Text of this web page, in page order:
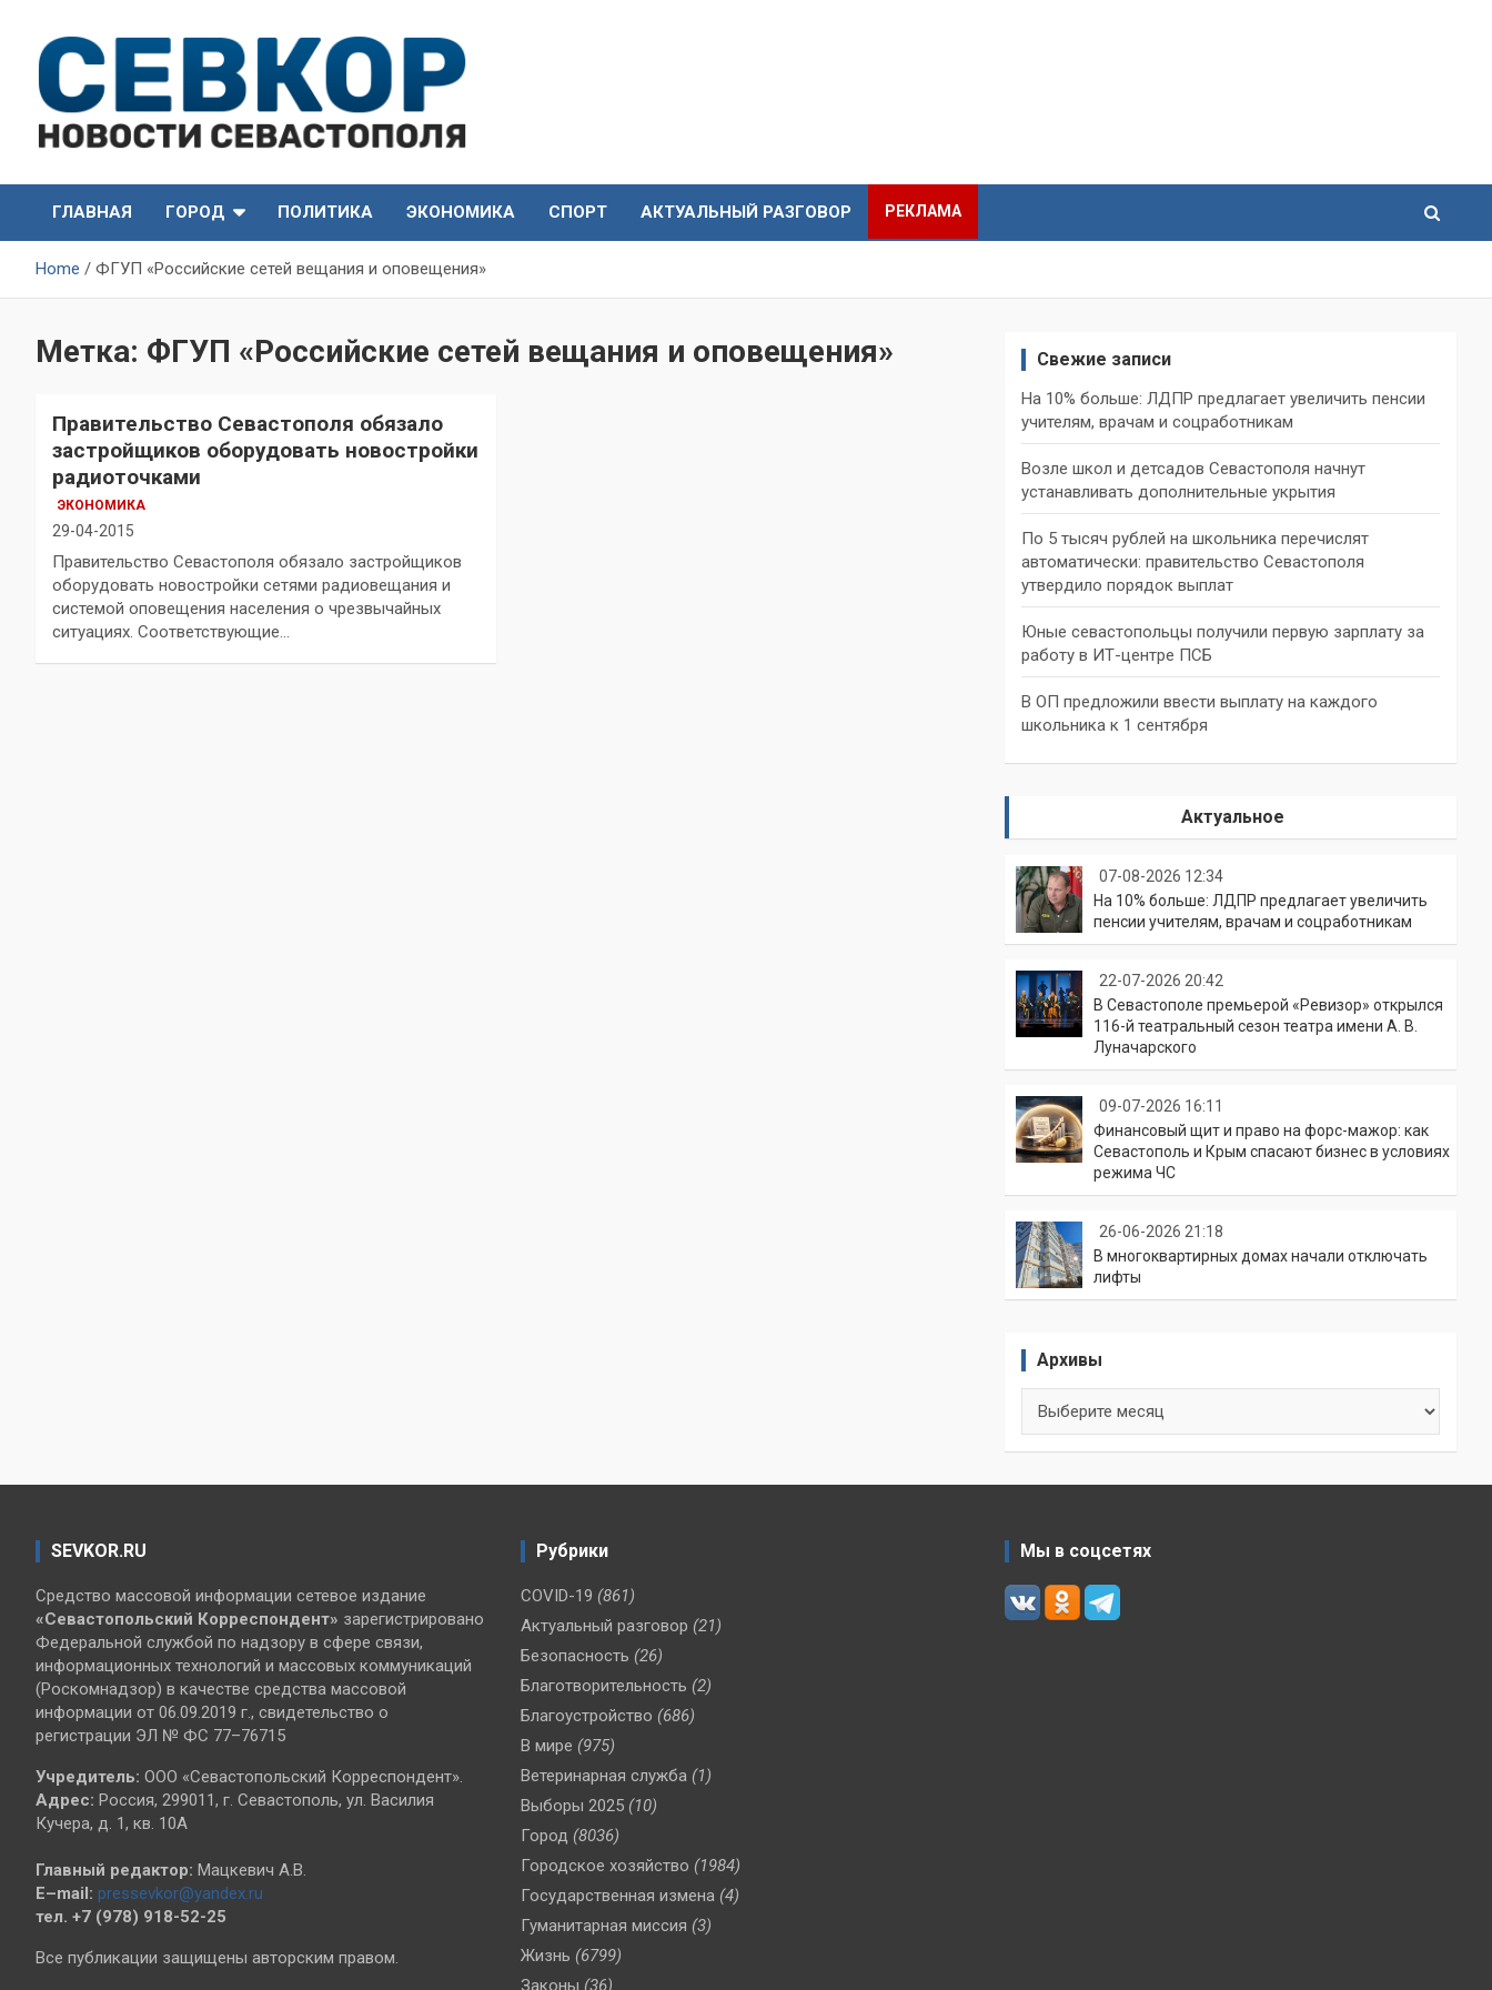
content
СевКор — Новости
Севастополя
Севастополя
ГЛАВНАЯ
ГОРОД ПОЛИТИКА ЭКОНОМИКА СПОРТ АКТУАЛЬНЫЙ РАЗГОВОР РЕКЛАМА
Home ФГУП «Российские сетей вещания и оповещения»
Метка: ФГУП «Российские сетей вещания и оповещения»
Правительство Севастополя обязало
застройщиков оборудовать новостройки
радиоточками
ЭКОНОМИКА
29-04-2015
Правительство Севастополя обязало застройщиков
оборудовать новостройки сетями радиовещания и
системой оповещения населения о чрезвычайных
ситуациях. Соответствующие…
Свежие записи
На 10% больше: ЛДПР предлагает увеличить пенсии
учителям, врачам и соцработникам
Возле школ и детсадов Севастополя начнут
устанавливать дополнительные укрытия
По 5 тысяч рублей на школьника перечислят
автоматически: правительство Севастополя
утвердило порядок выплат
Юные севастопольцы получили первую зарплату за
работу в ИТ-центре ПСБ
В ОП предложили ввести выплату на каждого
школьника к 1 сентября
Актуальное
07-08-2026 12:34
На 10% больше: ЛДПР предлагает увеличить
пенсии учителям, врачам и соцработникам
22-07-2026 20:42
В Севастополе премьерой «Ревизор» открылся
116-й театральный сезон театра имени А. В.
Луначарского
09-07-2026 16:11
Финансовый щит и право на форс-мажор: как
Севастополь и Крым спасают бизнес в условиях
режима ЧС
26-06-2026 21:18
В многоквартирных домах начали отключать
лифты
Архивы
SEVKOR.RU
Средство массовой информации сетевое издание
«Севастопольский Корреспондент» зарегистрировано
Федеральной службой по надзору в сфере связи,
информационных технологий и массовых коммуникаций
(Роскомнадзор) в качестве средства массовой
информации от 06.09.2019 г., свидетельство о
регистрации ЭЛ № ФС 77–76715
Учредитель: ООО «Севастопольский Корреспондент».
Адрес: Россия, 299011, г. Севастополь, ул. Василия
Кучера, д. 1, кв. 10А
Главный редактор: Мацкевич А.В.
E–mail: pressevkor@yandex.ru
тел. +7 (978) 918-52-25
Все публикации защищены авторским правом.
Рубрики
COVID-19 (861)
Актуальный разговор (21)
Безопасность (26)
Благотворительность (2)
Благоустройство (686)
В мире (975)
Ветеринарная служба (1)
Выборы 2025 (10)
Город (8036)
Городское хозяйство (1984)
Государственная измена (4)
Гуманитарная миссия (3)
Жизнь (6799)
Законы (36)
Мы в соцсетях